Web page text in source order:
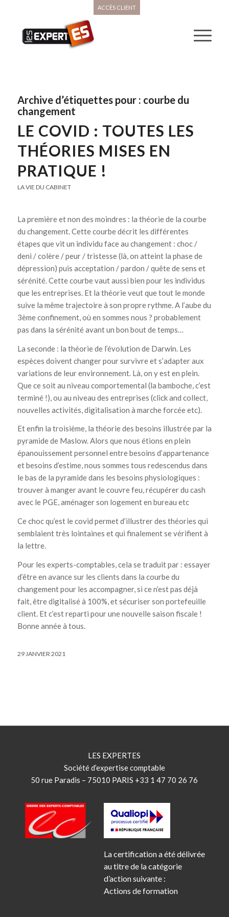
ACCÈS CLIENT
Archive d’étiquettes pour : courbe du
changement
LE COVID : TOUTES LES
THÉORIES MISES EN
PRATIQUE !
LA VIE DU CABINET
La première et non des moindres : la théorie de la courbe
du changement. Cette courbe décrit les différentes
étapes que vit un individu face au changement : choc /
deni / colère / peur / tristesse (là, on atteint la phase de
dépression) puis acceptation / pardon / quête de sens et
sérénité. Cette courbe vaut aussi bien pour les individus
que les entreprises. Et la théorie veut que tout le monde
suive la même trajectoire à son propre rythme. A l’aube du
3ème confinement, où en sommes nous ? probablement
pas dans la sérénité avant un bon bout de temps…
La seconde : la théorie de l’évolution de Darwin. Les
espèces doivent changer pour survivre et s’adapter aux
variations de leur environnement. Là, on y est en plein.
Que ce soit au niveau comportemental (la bamboche, c’est
terminé !), ou au niveau des entreprises (click and collect,
nouvelles activités, digitalisation à marche forcée etc).
Et enfin la troisième, la théorie des besoins illustrée par la
pyramide de Maslow. Alors que nous étions en plein
épanouissement personnel entre besoins d’appartenance
et besoins d’estime, nous sommes tous redescendus dans
le bas de la pyramide dans les besoins physiologiques :
trouver à manger avant le couvre feu, récupérer du cash
avec le PGE, aménager son logement en bureau etc
Ce choc qu’est le covid permet d’illustrer des théories qui
semblaient très lointaines et qui finalement se vérifient à
la lettre.
Pour les experts-comptables, cela se traduit par : essayer
d’être en avance sur les clients dans la courbe du
changement pour les accompagner, si ce n’est pas déjà
fait, être digitalisé à 100%, et sécuriser son portefeuille
client. Et c’est reparti pour une nouvelle saison fiscale !
Bonne année à tous.
29 JANVIER 2021
LES EXPERTES
Société d’expertise comptable
50 rue Paradis – 75010 PARIS +33 1 47 70 26 76
La certification a été délivrée
au titre de la catégorie
d’action suivante :
Actions de formation